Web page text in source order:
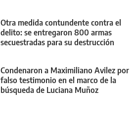
Otra medida contundente contra el
delito: se entregaron 800 armas
secuestradas para su destrucción
Condenaron a Maximiliano Avilez por
falso testimonio en el marco de la
búsqueda de Luciana Muñoz